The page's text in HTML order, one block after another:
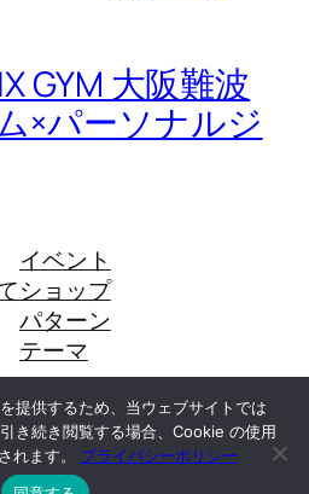
GYM 大阪難波
×パーソナルジ
イベント
ショップ
パターン
テーマ
Designed withWordPress
提供するため、当ウェブサイトでは
き続き閲覧する場合、Cookie の使用
れます。 プライバシーポリシー